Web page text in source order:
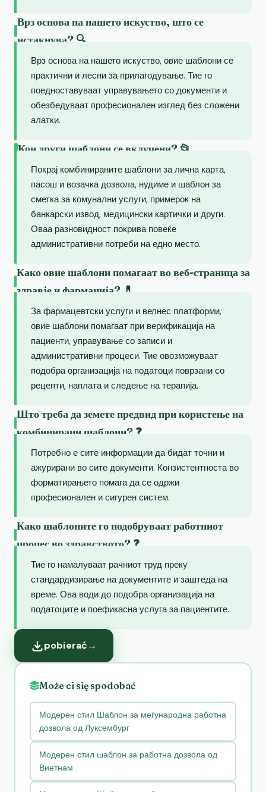
Врз основа на нашето искуство, што се
истакнува? 🔍
Врз основа на нашето искуство, овие шаблони се
практични и лесни за прилагодување. Тие го
поедноставуваат управувањето со документи и
обезбедуваат професионален изглед без сложени
алатки.
Кои други шаблони се вклучени? 📂
Покрај комбинираните шаблони за лична карта,
пасош и возачка дозвола, нудиме и шаблон за
сметка за комунални услуги, примерок на
банкарски извод, медицински картички и други.
Оваа разновидност покрива повеќе
административни потреби на едно место.
Како овие шаблони помагаат во веб-страница за
здравје и фармација? 💊
За фармацевтски услуги и велнес платформи,
овие шаблони помагаат при верификација на
пациенти, управување со записи и
административни процеси. Тие овозможуваат
подобра организација на податоци поврзани со
рецепти, наплата и следење на терапија.
Што треба да земете предвид при користење на
комбинирани шаблони? ❓
Потребно е сите информации да бидат точни и
ажурирани во сите документи. Конзистентноста во
форматирањето помага да се одржи
професионален и сигурен систем.
Како шаблоните го подобруваат работниот
процес во здравството? ❓
Тие го намалуваат рачниот труд преку
стандардизирање на документите и заштеда на
време. Ова води до подобра организација на
податоците и поефикасна услуга за пациентите.
pobierać→
Może ci się spodobać
Модерен стил Шаблон за меѓународна работна
дозвола од Луксембург
Модерен стил шаблон за работна дозвола од
Виетнам